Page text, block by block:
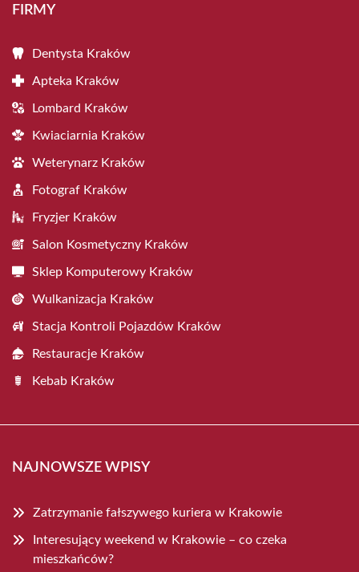
FIRMY
Dentysta Kraków
Apteka Kraków
Lombard Kraków
Kwiaciarnia Kraków
Weterynarz Kraków
Fotograf Kraków
Fryzjer Kraków
Salon Kosmetyczny Kraków
Sklep Komputerowy Kraków
Wulkanizacja Kraków
Stacja Kontroli Pojazdów Kraków
Restauracje Kraków
Kebab Kraków
NAJNOWSZE WPISY
Zatrzymanie fałszywego kuriera w Krakowie
Interesujący weekend w Krakowie – co czeka
mieszkańców?